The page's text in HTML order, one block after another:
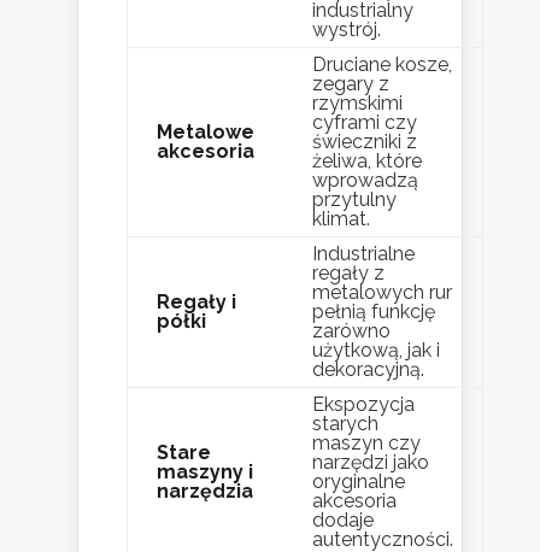
industrialny
wystrój.
Metalowe
akcesoria
Druciane kosze,
zegary z
rzymskimi
cyframi czy
świeczniki z
żeliwa, które
wprowadzą
przytulny
klimat.
Regały i
półki
Industrialne
regały z
metalowych rur
pełnią funkcję
zarówno
użytkową, jak i
dekoracyjną.
Stare
maszyny i
narzędzia
Ekspozycja
starych
maszyn czy
narzędzi jako
oryginalne
akcesoria
dodaje
autentyczności.